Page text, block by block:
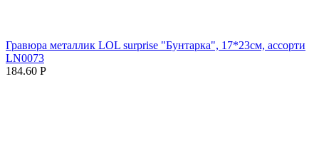
Гравюра металлик LOL surprise "Бунтарка", 17*23см, ассорти
LN0073
184.60 Р